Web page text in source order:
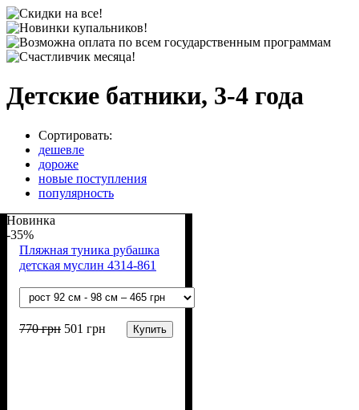
Детские батники, 3-4 года
Сортировать:
дешевле
дороже
новые поступления
популярность
Новинка
-35%
Пляжная туника рубашка
детская муслин 4314-861
770грн 501 грн Купить